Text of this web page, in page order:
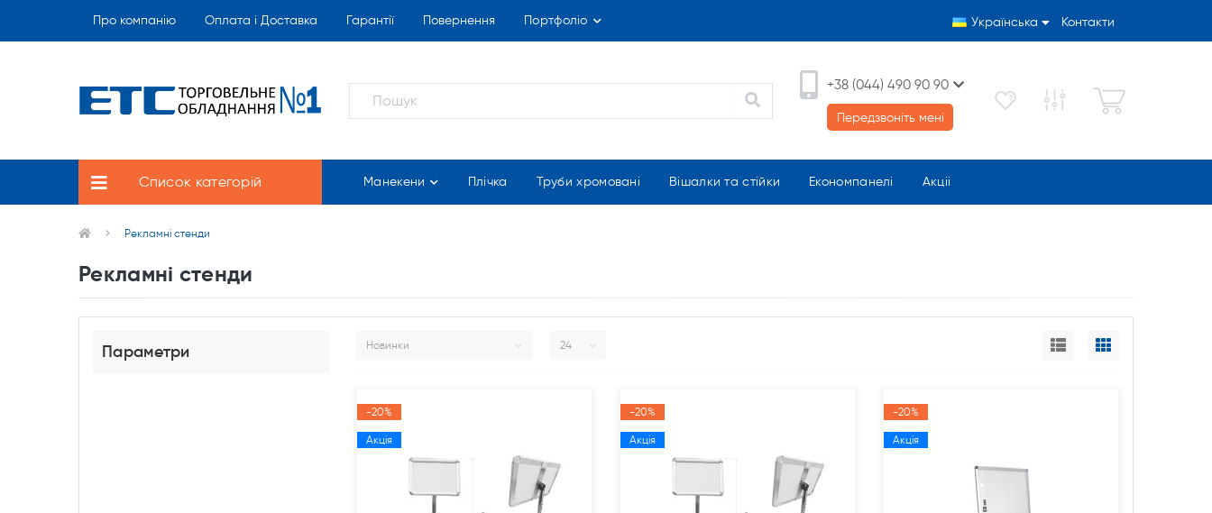
Про компанію Оплата і Доставка Гарантії Повернення Портфоліо Українська Контакти
+38 (044) 490 90 90
Передзвоніть мені
Список категорій Манекени Плічка Труби хромовані Вішалки та стійки Економпанелі Акціі
Рекламні стенди
Рекламні стенди
Параметри
-20%
Акція
-20%
Акція
-20%
Акція